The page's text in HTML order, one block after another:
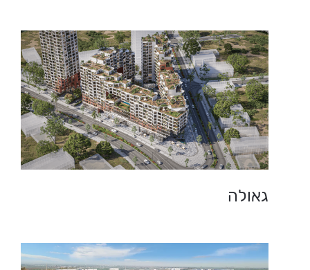
גאולה